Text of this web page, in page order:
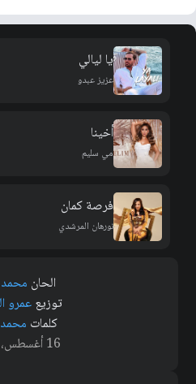
يا ليالي
عزيز عبدو
أخينا
مي سليم
فرصة كمان
نورهان المرشدي
الحان
توزيععمرو
كلمات
16 أغسطس، 2024